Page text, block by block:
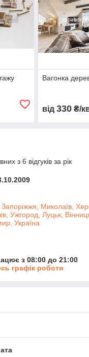
Вагонка
від 330₴/
з 6 відгуків за рік
Запоріжжя, Миколаїв,
Ужгород, Луцьк,
Україна
з 08:00 до 21:00
графік роботи